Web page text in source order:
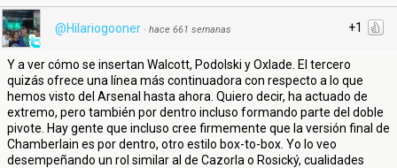
+1
@Hilariogooner · hace 661 semanas
Y a ver cómo se insertan Walcott, Podolski y Oxlade. El tercero
quizás ofrece una línea más continuadora con respecto a lo que
hemos visto del Arsenal hasta ahora. Quiero decir, ha actuado de
extremo, pero también por dentro incluso formando parte del doble
pivote. Hay gente que incluso cree firmemente que la versión final de
Chamberlain es por dentro, otro estilo box-to-box. Yo lo veo
desempeñando un rol similar al de Cazorla o Rosický, cualidades